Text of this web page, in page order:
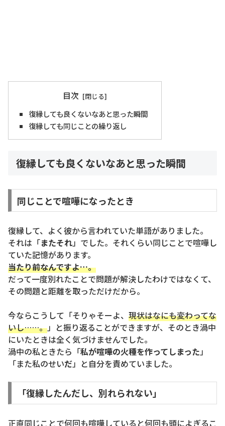
目次
復縁しても良くないなあと思った瞬間
復縁しても同じことの繰り返し
復縁しても良くないなあと思った瞬間
同じことで喧嘩になったとき
復縁して、よく彼から言われていた単語がありました。
それは「またそれ」でした。それくらい同じことで喧嘩し
ていた記憶があります。
当たり前なんですよ…。
だって一度別れたことで問題が解決したわけではなくて、
その問題と距離を取っただけだから。
今ならこうして「そりゃそーよ、 現状はなにも変わってな
いし……。」と振り返ることができますが、そのとき渦中
にいたときは全く気づけませんでした。
渦中の私ときたら「私が喧嘩の火種を作ってしまった 」
「また私のせいだ」と自分を責めていました。
「復縁したんだし、別れられない」
正直同じことで何回も喧嘩していると何回も頭によぎるこ